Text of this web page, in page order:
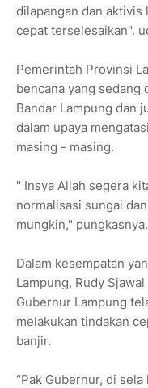
dilapangan dan aktivis
cepat terselesaikan".
Pemerintah Provinsi
bencana yang sedang
Bandar Lampung dan
dalam upaya
masing - masing.
" Insya Allah segera
normalisasi sungai
mungkin," pungkasnya.
Dalam kesempatan
Lampung, Rudy
Gubernur Lampung
melakukan tindakan
banjir.
“Pak Gubernur, di